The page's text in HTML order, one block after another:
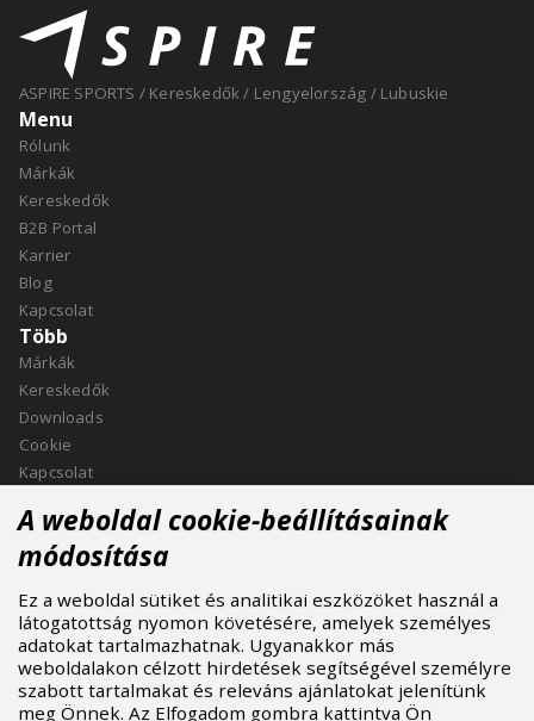
ASPIRE SPORTS / Kereskedők/ Lengyelország / Lubuskie
Menu
Rólunk
Márkák
Kereskedők
B2B Portal
Karrier
Blog
Kapcsolat
Több
Márkák
Kereskedők
Downloads
Cookie
Kapcsolat
ASPIRE SPORTS, s.r.o.
Jinačovice 514, 664 34 Kuřim
+420 532 199 550
aspire@aspire.eu
A weboldal cookie-beállításainak
módosítása
Ez a weboldal sütiket és analitikai eszközöket használ a
látogatottság nyomon követésére, amelyek személyes
adatokat tartalmazhatnak. Ugyanakkor más
weboldalakon célzott hirdetések segítségével személyre
szabott tartalmakat és releváns ajánlatokat jelenítünk
meg Önnek. Az Elfogadom gombra kattintva Ön